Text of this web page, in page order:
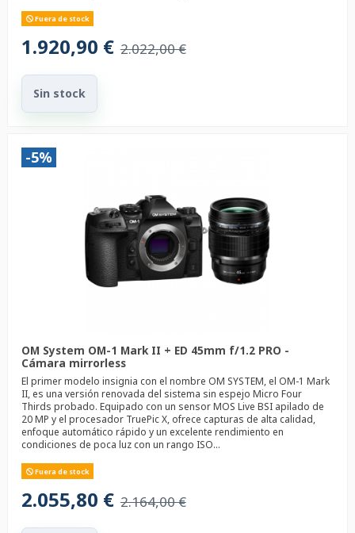
Fuera de stock
1.920,90 € 2.022,00 €
Sin stock
-5%
OM System OM-1 Mark II + ED 45mm f/1.2 PRO -
Cámara mirrorless
El primer modelo insignia con el nombre OM SYSTEM, el OM-1 Mark
II, es una versión renovada del sistema sin espejo Micro Four
Thirds probado. Equipado con un sensor MOS Live BSI apilado de
20 MP y el procesador TruePic X, ofrece capturas de alta calidad,
enfoque automático rápido y un excelente rendimiento en
condiciones de poca luz con un rango ISO...
Fuera de stock
2.055,80 € 2.164,00 €